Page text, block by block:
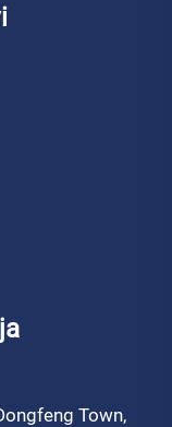
Town,